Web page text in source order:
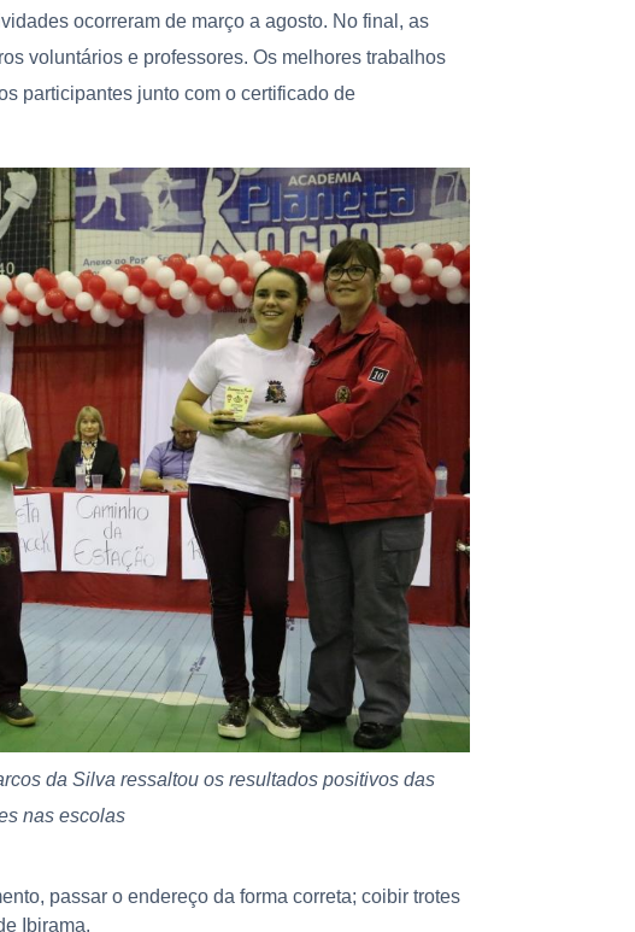
ocorreram de março a agosto. No final, as
voluntários e professores. Os melhores trabalhos
participantes junto com o certificado de
da Silva ressaltou os resultados positivos das
nas escolas
passar o endereço da forma correta; coibir trotes
Ibirama.